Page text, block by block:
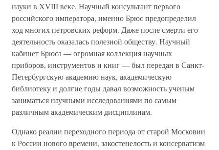
науки в XVIII веке. Научный консультант первого
российского императора, именно Брюс предопределил
ход многих петровских реформ. Даже после смерти его
деятельность оказалась полезной обществу. Научный
кабинет Брюса — огромная коллекция научных
приборов, инструментов и книг — был передан в Санкт-
Петербургскую академию наук, академическую
библиотеку и долгие годы давал возможность ученым
заниматься научными исследованиями по самым
различным академическим дисциплинам.
Однако реалии переходного периода от старой Московии
к России нового времени, закостенелость и консерватизм